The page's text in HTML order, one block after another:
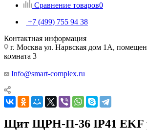
Сравнение товаров0
+7 (499) 755 94 38
Контактная информация
г. Москва ул. Нарвская дом 1А,
комната 3
Info@smart-complex.ru
Щит ЩРН-П-36 IP41 EKF